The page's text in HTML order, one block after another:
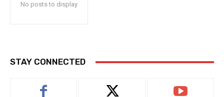
No posts to display
STAY CONNECTED